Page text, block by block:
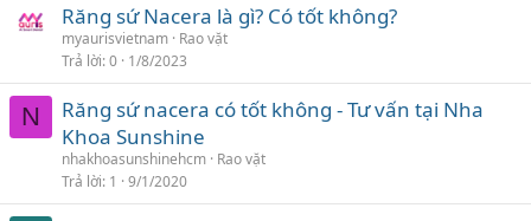
Răng sứ Nacera là gì? Có tốt không?
myaurisvietnam Rao vặt
Trả lời 0 1/8/2023
N
Răng sứ nacera có tốt không - Tư vấn tại Nha
Khoa Sunshine
nhakhoasunshinehcm Rao vặt
Trả lời 1 9/1/2020